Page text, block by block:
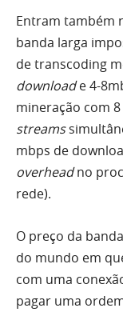
Entram também
banda larga
de transcoding
downloade 4-
mineração com
streams
mbps de
overheadno
rede).
O preço da
do mundo em
com uma
pagar uma